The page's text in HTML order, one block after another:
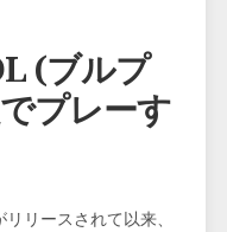
(ブルプ
プレーす
リースされて以来、